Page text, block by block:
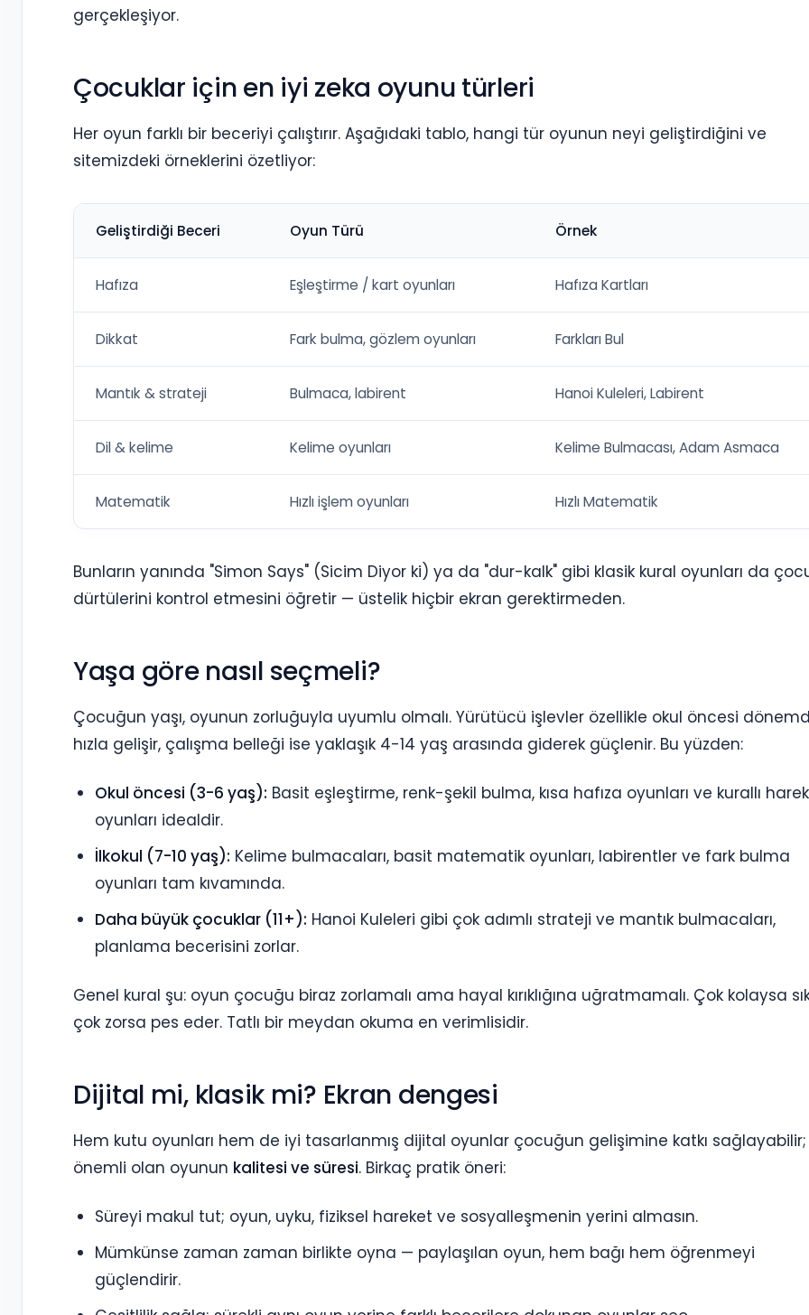
gerçekleşiyor.
Çocuklar için en iyi zeka oyunu türleri
Her oyun farklı bir beceriyi çalıştırır. Aşağıdaki tablo, hangi tür oyunun neyi geliştirdiğini ve
sitemizdeki örneklerini özetliyor:
Geliştirdiği Beceri Oyun Türü Örnek
Hafıza Eşleştirme / kart oyunları Hafıza Kartları
Dikkat Fark bulma, gözlem oyunları Farkları Bul
Mantık & strateji Bulmaca, labirent Hanoi Kuleleri, Labirent
Dil & kelime Kelime oyunları Kelime Bulmacası, Adam Asmaca
Matematik Hızlı işlem oyunları Hızlı Matematik
Bunların yanında "Simon Says" (Sicim Diyor ki) ya da "dur-kalk" gibi klasik kural oyunları da
dürtülerini kontrol etmesini öğretir — üstelik hiçbir ekran gerektirmeden.
Yaşa göre nasıl seçmeli?
Çocuğun yaşı, oyunun zorluğuyla uyumlu olmalı. Yürütücü işlevler özellikle okul öncesi
hızla gelişir, çalışma belleği ise yaklaşık 4-14 yaş arasında giderek güçlenir. Bu yüzden:
Okul öncesi (3-6 yaş): Basit eşleştirme, renk-şekil bulma, kısa hafıza oyunları ve kurallı
oyunları idealdir.
İlkokul (7-10 yaş): Kelime bulmacaları, basit matematik oyunları, labirentler ve fark bulma
oyunları tam kıvamında.
Daha büyük çocuklar (11+): Hanoi Kuleleri gibi çok adımlı strateji ve mantık bulmacaları,
planlama becerisini zorlar.
Genel kural şu: oyun çocuğu biraz zorlamalı ama hayal kırıklığına uğratmamalı. Çok kolaysa
çok zorsa pes eder. Tatlı bir meydan okuma en verimlisidir.
Dijital mi, klasik mi? Ekran dengesi
Hem kutu oyunları hem de iyi tasarlanmış dijital oyunlar çocuğun gelişimine katkı sağlayabilir;
önemli olan oyunun kalitesi ve süresi. Birkaç pratik öneri:
Süreyi makul tut; oyun, uyku, fiziksel hareket ve sosyalleşmenin yerini almasın.
Mümkünse zaman zaman birlikte oyna — paylaşılan oyun, hem bağı hem öğrenmeyi
güçlendirir.